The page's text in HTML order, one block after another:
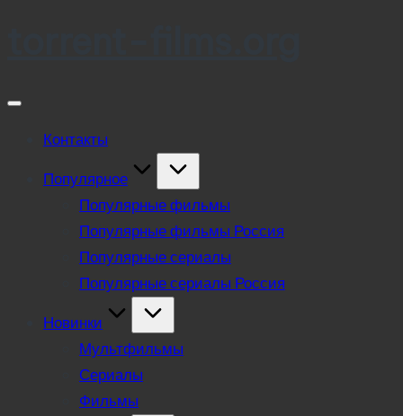
Контакты
Популярное
Популярные фильмы
Популярные фильмы Россия
Популярные сериалы
Популярные сериалы Россия
Новинки
Мультфильмы
Сериалы
Фильмы